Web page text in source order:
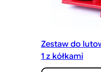
Zestaw do
1 z kółkami